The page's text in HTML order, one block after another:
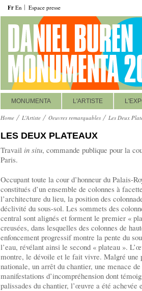
Fr En Espace presse
MONUMENTA L'ARTISTE
Home L'Artiste Oeuvres remarquables Les Deux
LES DEUX PLATEAUX
Travail in situ, commande publique pour la
Paris.
Occupant toute la cour d’honneur du Palais-
constitués d’un ensemble de colonnes à
l’architecture du lieu, la position des
déclivité du sous-sol. Les sommets des
central sont alignés et forment le premier «
creusées, dans lesquelles des colonnes de
enfoncement progressif montre la pente du
l’eau, révélant ainsi le second « plateau ».
montre, le dévoile et le fait vivre. Malgré une
nationale, un arrêt du chantier, une menace
manifestations d’incompréhension dont
palissades du chantier, l’œuvre a été achevée